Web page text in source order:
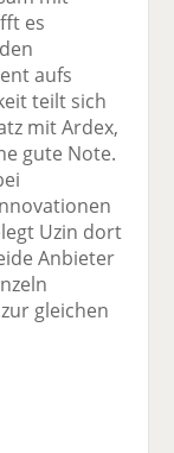
es
aufs
teilt sich
mit Ardex,
gute Note.
Uzin dort
Anbieter
gleichen